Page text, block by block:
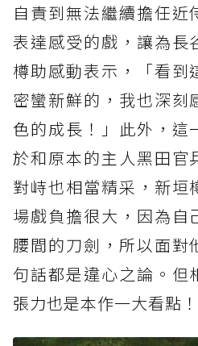
自責到無法繼續擔任近
表達感受的戲，讓為長
樽助感動表示，「看到
密蠻新鮮的，我也深刻
色的成長！」此外，這
於和原本的主人黑田官
對峙也相當精采，新垣
場戲負擔很大，因為自
腰間的刀劍，所以面對
句話都是違心之論。但
張力也是本作一大看點！